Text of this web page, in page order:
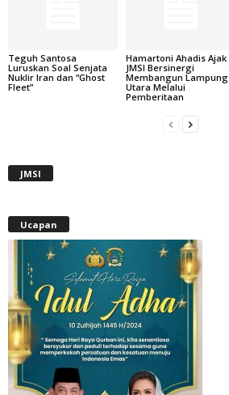
Teguh Santosa
Luruskan Soal Senjata
Nuklir Iran dan “Ghost
Fleet”
Hamartoni Ahadis Ajak
JMSI Bersinergi
Membangun Lampung
Utara Melalui
Pemberitaan
JMSI
Ucapan